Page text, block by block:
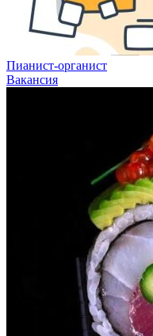
Пианист-органист
Вакансия